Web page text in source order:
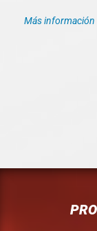
Más información